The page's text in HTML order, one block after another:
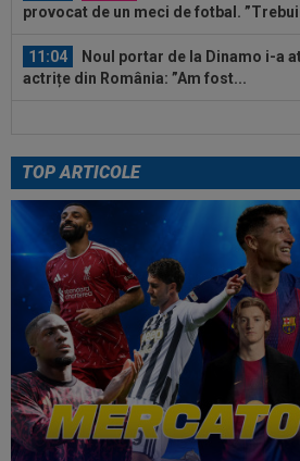
provocat de un meci de fotbal.
11:04
Noul portar de la Dinamo i-a
actrițe din România: ”Am fost...
Pe loc! Jose Mourinho a
11:43 EXCLUSIV
A ”explodat” în
de transfer: ”Nu a scos până acum
11:35
AUR pentru România la
Mondiale U19!
11:34 FOTO
Lionel Messi a ajuns
după moartea tatălui său
11:33 FOTO
Pedri s-a ținut de
Lamine Yamal a mai rămas
11:32
Marius Șumudică îl vrea pe
TOP ARTICOLE